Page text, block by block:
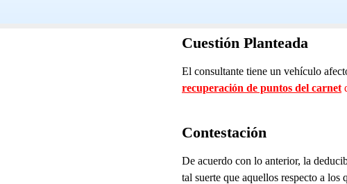
Cuestión Planteada
El consultante tiene un vehículo
recuperación de puntos del carnet
Contestación
De acuerdo con lo anterior, la
tal suerte que aquellos respecto a los